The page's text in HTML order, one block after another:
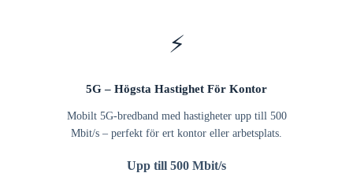
⚡
5G – Högsta Hastighet För Kontor
Mobilt 5G-bredband med hastigheter upp till 500
Mbit/s – perfekt för ert kontor eller arbetsplats.
Upp till 500 Mbit/s